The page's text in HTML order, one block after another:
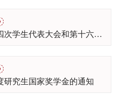
关于推选山东大学第三十四次学生代表大会和第十六次研究生代表大会学生代表的通知
研究生国家奖学金的通知